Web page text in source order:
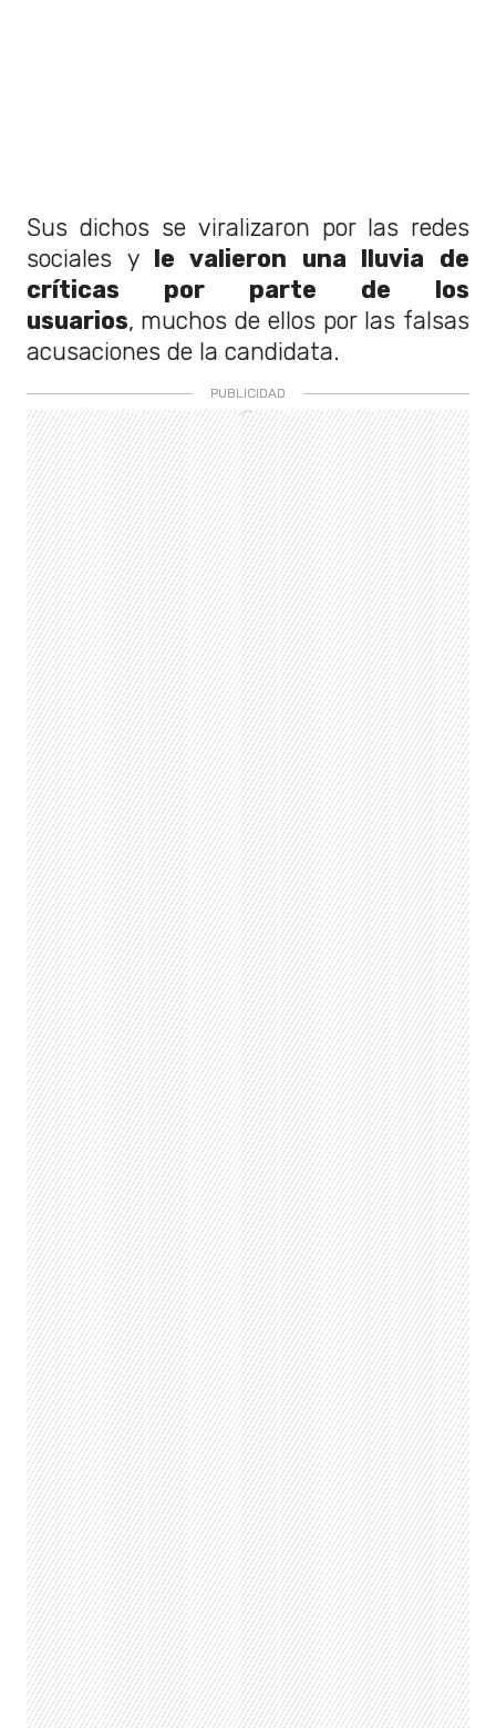
Sus dichos se viralizaron por las redes
sociales y le valieron una lluvia de
críticas por parte de los
usuarios, muchos de ellos por las falsas
acusaciones de la candidata.